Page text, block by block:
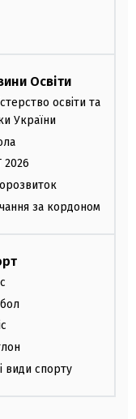
Освіти
освіти та
України
2026
за кордоном
види спорту